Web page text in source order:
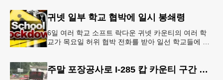
귀넷 일부 학교 협박에 일시 봉쇄령
6일 여러 학교 소프트 락다운 귀넷 카운티의 여러 학
교가 목요일 허위 협박 전화를 받아 일선 학교들에 일
주말 포장공사로 I-285 캅 카운티 구간 통행금지